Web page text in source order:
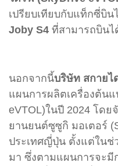
เปรียบเทียบกับแท็กซี่บิ
Joby S4 ที่สามารถบินไ
นอกจากนี้บริษัท สกายไ
แผนการผลิตเครื่องต้นแ
eVTOL)ในปี 2024 โด
ยานยนต์ซูซูกิ มอเตอร์
ประเทศญี่ปุ่น ตั้งแต่ในช่
มา ซึ่งตามแผนการจะมี